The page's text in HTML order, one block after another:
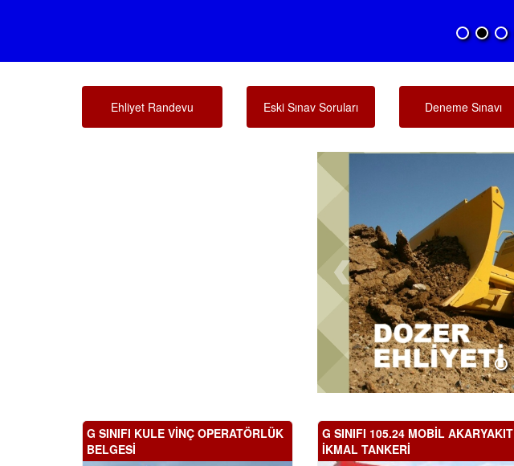
Ehliyet Randevu Eski Sınav Soruları Deneme Sınavı
G SINIFI KULE VİNÇ OPERATÖRLÜK
BELGESİ
G SINIFI 105.24 MOBİL AKARYAKIT
İKMAL TANKERİ